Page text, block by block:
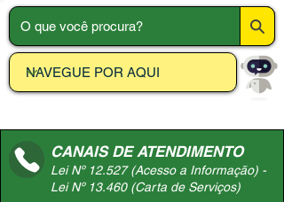
CANAIS DE ATENDIMENTO
Lei Nº 12.527 (Acesso a Informação) -
Lei Nº 13.460 (Carta de Serviços)